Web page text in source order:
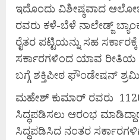
ಇದೊಂದು ವಿಶೀಷ್ಠವಾದ
ರವರು ಕಳೆ-ಬೆಳೆ ನಾಲೇಡ್ಜ್
ರೈತರ ಪಟ್ಟಿಯನ್ನು ಸಹ
ಸರ್ಕಾರಗಳಿಂದ ಯಾವ ರೀತಿಯ
ಬಗ್ಗೆ ಶಕ್ತಿಪೀಠ ಫೌಂಡೇಷನ್
ಮಹೇಶ್ ಕುಮಾರ್ ರವರು
ಸಿದ್ಧಪಡಿಸಲು ಆರಂಭ
ಸಿದ್ಧಪಡಿಸಿದ ನಂತರ